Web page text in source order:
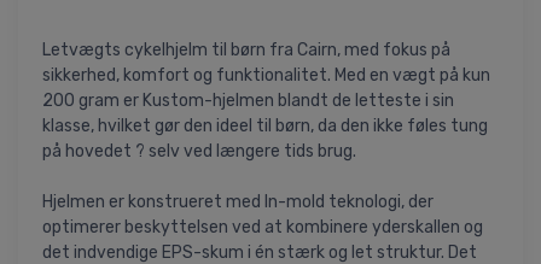
Letvægts cykelhjelm til børn fra Cairn, med fokus på
sikkerhed, komfort og funktionalitet. Med en vægt på kun
200 gram er Kustom-hjelmen blandt de letteste i sin
klasse, hvilket gør den ideel til børn, da den ikke føles tung
på hovedet ? selv ved længere tids brug.
Hjelmen er konstrueret med In-mold teknologi, der
optimerer beskyttelsen ved at kombinere yderskallen og
det indvendige EPS-skum i én stærk og let struktur. Det